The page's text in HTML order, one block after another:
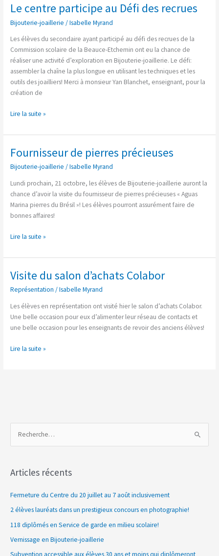
Le centre participe au Défi des recrues
Bijouterie-joaillerie /Isabelle Myrand
Les élèves du secondaire ayant participé au défi des recrues de la
Commission scolaire de la Beauce-Etchemin ont eu la chance de
réaliser une activité d’exploration en Bijouterie-joaillerie. Le défi:
assembler la chaîne la plus longue en utilisant les techniques et les
outils des joailliers! Merci à monsieur Yan Blanchet, enseignant, pour la
création de
Le
participe
au
Défi
des
recrues
Lire la suite »
Fournisseur de pierres précieuses
Bijouterie-joaillerie /Isabelle Myrand
Lundi prochain, 21 octobre, les élèves de Bijouterie-joaillerie auront la
chance d’avoir la visite du fournisseur de pierres précieuses « Aguas
Marina pierres du Brésil »! Les élèves pourront assurément faire de
bonnes affaires!
Fournisseur
pierres
précieuses
Lire la suite »
Visite du salon d’achats Colabor
Représentation /Isabelle Myrand
Les élèves en représentation ont visité hier le salon d’achats Colabor.
Une belle occasion pour eux d’alimenter leur réseau de contacts et
une belle occasion pour les enseignants de revoir des anciens élèves!
Visite
salon
d’achats
Colabor
Lire la suite »
h
h
e
Articles récents
Fermeture du Centre du 20 juillet au 7 août inclusivement
2 élèves lauréats dans un prestigieux concours en photographie!
118 diplômés en Service de garde en milieu scolaire!
Vernissage en Bijouterie-joaillerie